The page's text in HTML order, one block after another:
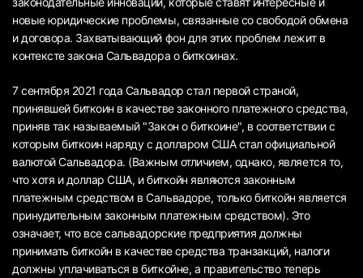
новые юридические проблемы, связанные со свободой обмена
и договора. Захватывающий фон для этих проблем лежит в
контексте закона Сальвадора о биткоинах.
7 сентября 2021 года Сальвадор стал первой страной,
принявшей биткоин в качестве законного платежного средства,
приняв так называемый "Закон о биткоине", в соответствии с
которым биткоин наряду с долларом США стал официальной
валютой Сальвадора. (Важным отличием, однако, является то,
что хотя и доллар США, и биткойн являются законным
платежным средством в Сальвадоре, только биткойн является
принудительным законным платежным средством). Это
означает, что все сальвадорские предприятия должны
принимать биткойн в качестве средства транзакций, налоги
должны уплачиваться в биткойне, а правительство теперь